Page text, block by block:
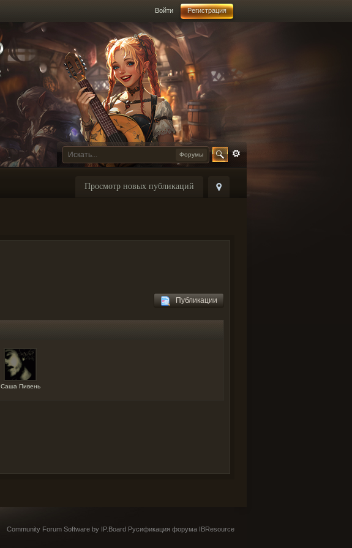
Войти Регистрация
Форумы
Просмотр новых публикаций
Публикации
Саша Пивень
Community Forum Software by IP.Board Русификация форума IBResource